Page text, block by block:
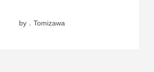
by．Tomizawa